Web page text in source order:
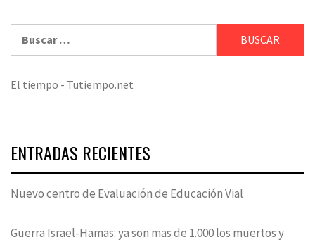
El tiempo - Tutiempo.net
ENTRADAS RECIENTES
Nuevo centro de Evaluación de Educación Vial
Guerra Israel-Hamas: ya son mas de 1.000 los muertos y